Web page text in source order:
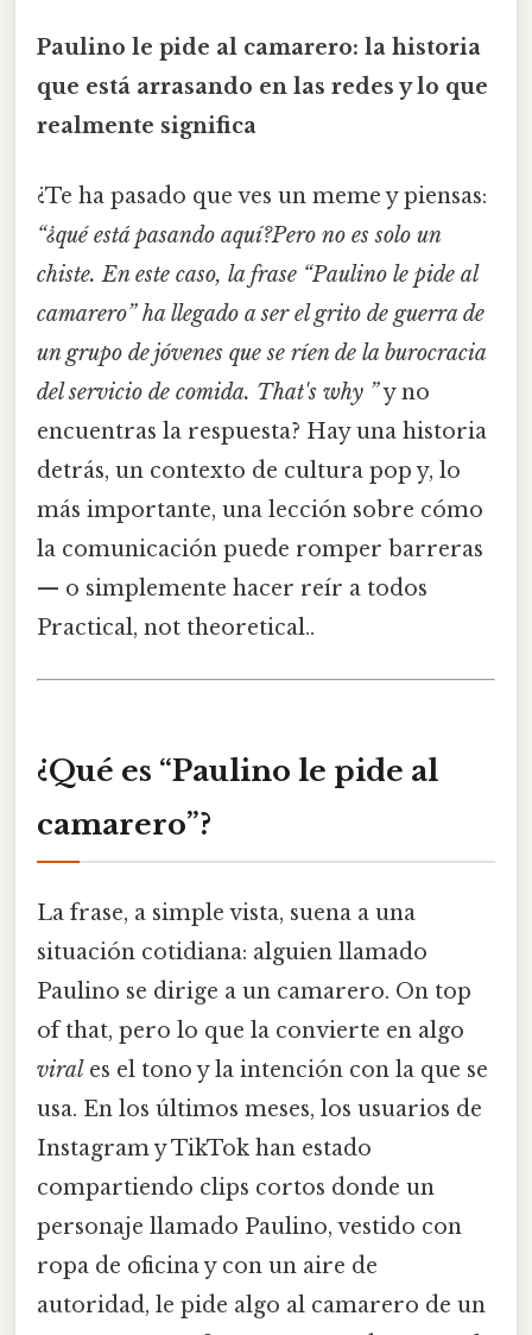
Paulino le pide al camarero: la historia
que está arrasando en las redes y lo que
realmente significa
¿Te ha pasado que ves un meme y piensas:
“¿qué está pasando aquí?Pero no es solo un
chiste. En este caso, la frase “Paulino le pide al
camarero” ha llegado a ser el grito de guerra de
un grupo de jóvenes que se ríen de la burocracia
del servicio de comida. That's why ”y no
encuentras la respuesta? Hay una historia
detrás, un contexto de cultura pop y, lo
más importante, una lección sobre cómo
la comunicación puede romper barreras
— o simplemente hacer reír a todos
Practical, not theoretical..
¿Qué es “Paulino le pide al
camarero”?
La frase, a simple vista, suena a una
situación cotidiana: alguien llamado
Paulino se dirige a un camarero. On top
of that, pero lo que la convierte en algo
viral es el tono y la intención con la que se
usa. En los últimos meses, los usuarios de
Instagram y TikTok han estado
compartiendo clips cortos donde un
personaje llamado Paulino, vestido con
ropa de oficina y con un aire de
autoridad, le pide algo al camarero de un